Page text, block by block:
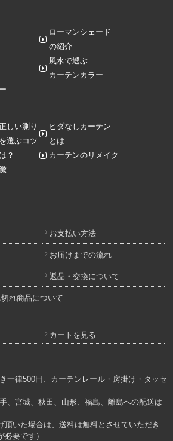
ローマンシェード
の紹介
風水で選ぶ
カーテンカラー
しい測り
選ぶコツ
ヒダなしカーテン
とは
？
カーテンのリメイク
お支払い方法
お届けまでの流れ
返品・交換について
れ商品について
カートを見る
一律500円、カーテンレール・房掛け・タッセ
、宮城、秋田、山形、福島、離島への配送は
いた場合は、送料は無料とさせていただき
要です）